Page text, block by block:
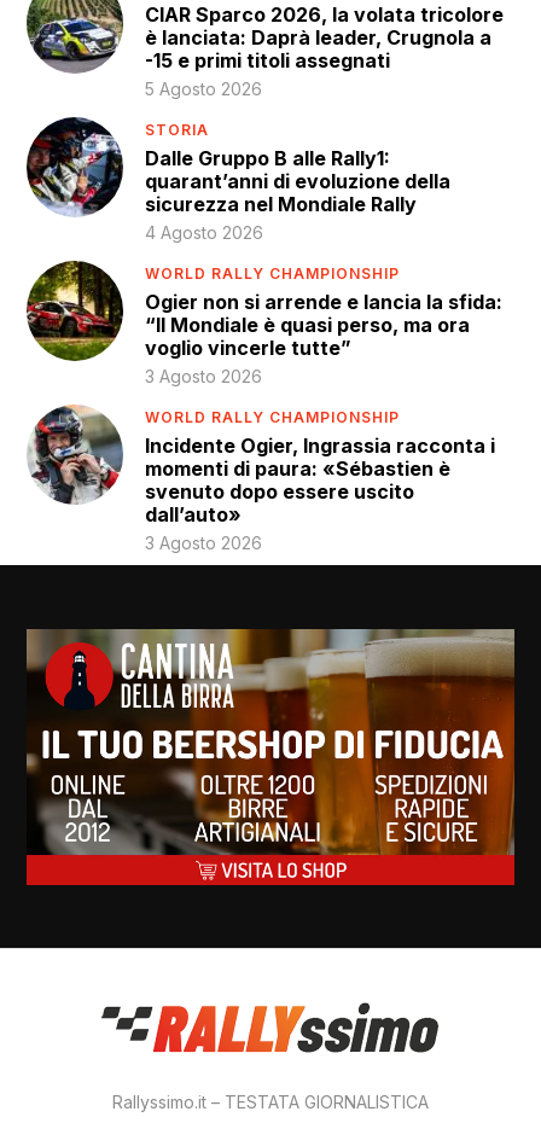
CIAR Sparco 2026, la volata tricolore
è lanciata: Daprà leader, Crugnola a
-15 e primi titoli assegnati
5 Agosto 2026
STORIA
Dalle Gruppo B alle Rally1:
quarant’anni di evoluzione della
sicurezza nel Mondiale Rally
4 Agosto 2026
WORLD RALLY CHAMPIONSHIP
Ogier non si arrende e lancia la sfida:
“Il Mondiale è quasi perso, ma ora
voglio vincerle tutte”
3 Agosto 2026
WORLD RALLY CHAMPIONSHIP
Incidente Ogier, Ingrassia racconta i
momenti di paura: «Sébastien è
svenuto dopo essere uscito
dall’auto»
3 Agosto 2026
Rallyssimo.it – TESTATA GIORNALISTICA